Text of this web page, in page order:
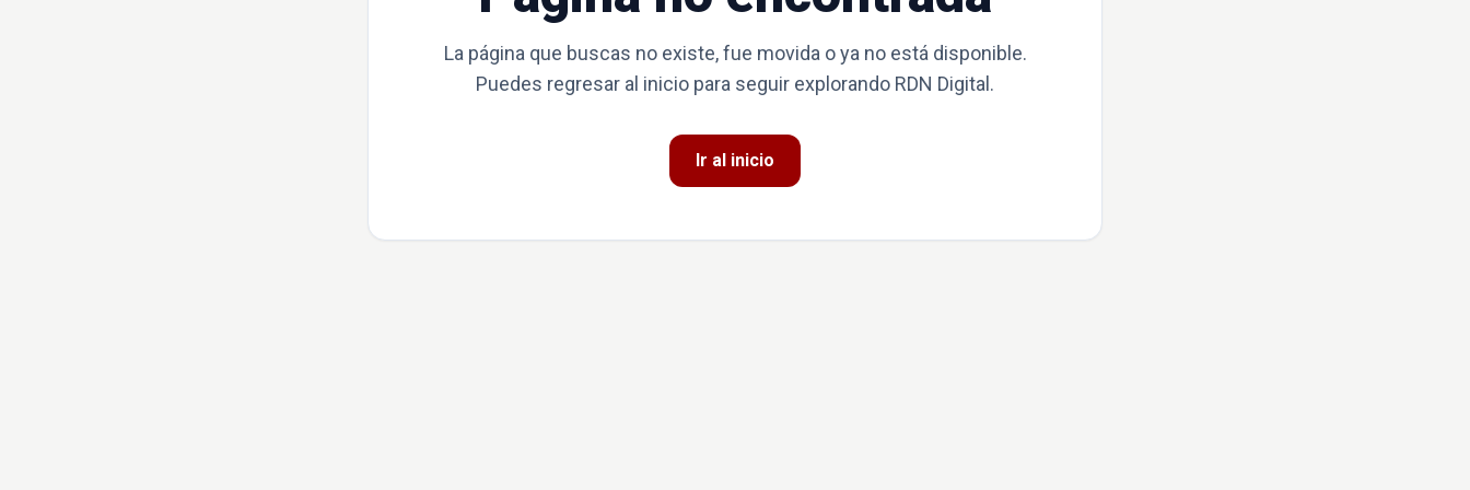
La página que buscas no existe, fue movida o ya no está disponible.
Puedes regresar al inicio para seguir explorando RDN Digital.
Ir al inicio